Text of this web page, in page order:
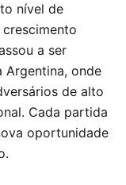
nível de
a ser
Argentina, onde
de alto
Cada partida
oportunidade